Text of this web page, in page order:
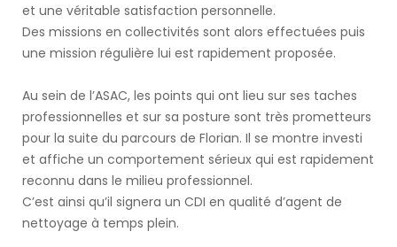
et une véritable satisfaction personnelle.
Des missions en collectivités sont alors effectuées puis
une mission régulière lui est rapidement proposée.
Au sein de l’ASAC, les points qui ont lieu sur ses taches
professionnelles et sur sa posture sont très prometteurs
pour la suite du parcours de Florian. Il se montre investi
et affiche un comportement sérieux qui est rapidement
reconnu dans le milieu professionnel.
C’est ainsi qu’il signera un CDI en qualité d’agent de
nettoyage à temps plein.